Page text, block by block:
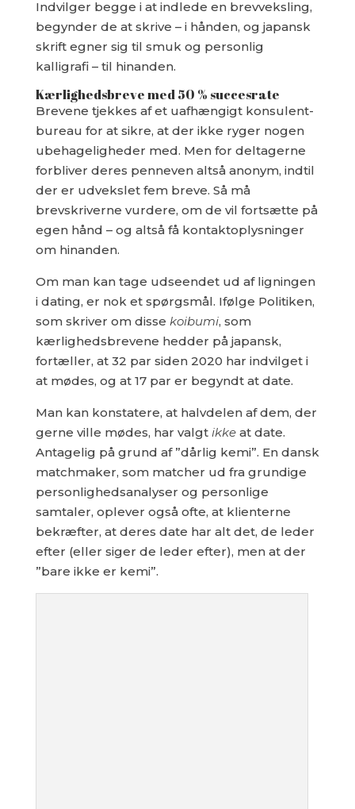
Indvilger begge i at indlede en brevveksling,
begynder de at skrive – i hånden, og japansk
skrift egner sig til smuk og personlig
kalligrafi – til hinanden.
Kærlighedsbreve med 50 % succesrate
Brevene tjekkes af et uafhængigt konsulent-
bureau for at sikre, at der ikke ryger nogen
ubehageligheder med. Men for deltagerne
forbliver deres penneven altså anonym, indtil
der er udvekslet fem breve. Så må
brevskriverne vurdere, om de vil fortsætte på
egen hånd – og altså få kontaktoplysninger
om hinanden.
Om man kan tage udseendet ud af ligningen
i dating, er nok et spørgsmål. Ifølge Politiken,
som skriver om disse koibumi, som
kærlighedsbrevene hedder på japansk,
fortæller, at 32 par siden 2020 har indvilget i
at mødes, og at 17 par er begyndt at date.
Man kan konstatere, at halvdelen af dem, der
gerne ville mødes, har valgt ikkeat date.
Antagelig på grund af ”dårlig kemi”. En dansk
matchmaker, som matcher ud fra grundige
personlighedsanalyser og personlige
samtaler, oplever også ofte, at klienterne
bekræfter, at deres date har alt det, de leder
efter (eller siger de leder efter), men at der
”bare ikke er kemi”.